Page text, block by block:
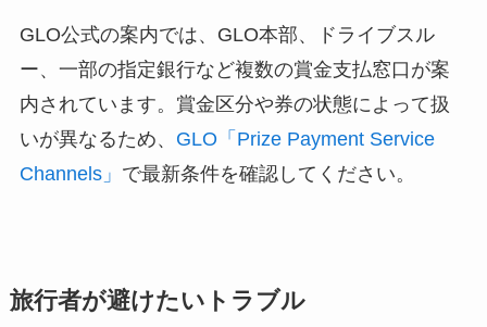
GLO公式の案内では、GLO本部、ドライブスル
ー、一部の指定銀行など複数の賞金支払窓口が案
内されています。賞金区分や券の状態によって扱
いが異なるため、 GLO「Prize Payment Service
Channels」 で最新条件を確認してください。
旅行者が避けたいトラブル